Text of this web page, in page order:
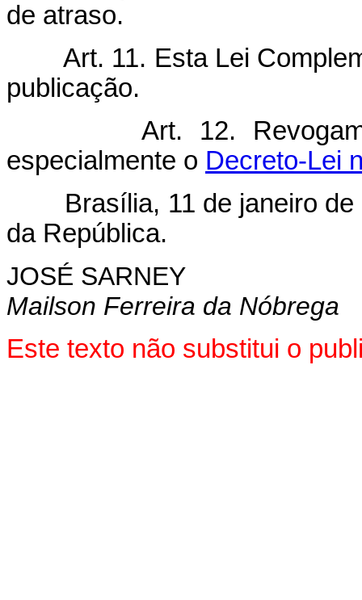
de atraso.
Art. 11. Esta Lei
publicação.
Art. 12.
especialmente o Decreto-Lei
Brasília, 11 de janeiro de
da República.
JOSÉ SARNEY
Mailson Ferreira da Nóbrega
Este texto não substitui o